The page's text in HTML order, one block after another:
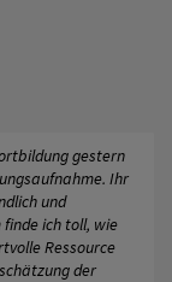
gestern
Ihr
und
ich toll, wie
Ressource
der